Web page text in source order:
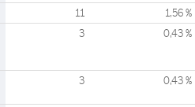
11 1,56 %
3 0,43 %
3 0,43 %